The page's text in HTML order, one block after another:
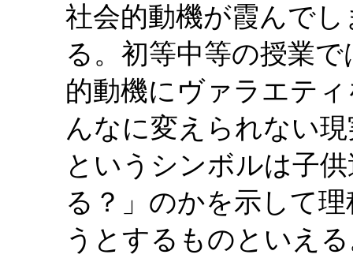
社会的動機が霞んで
る。初等中等の授業
的動機にヴァラエテ
んなに変えられない
というシンボルは子
る？」のかを示して
うとするものといえ